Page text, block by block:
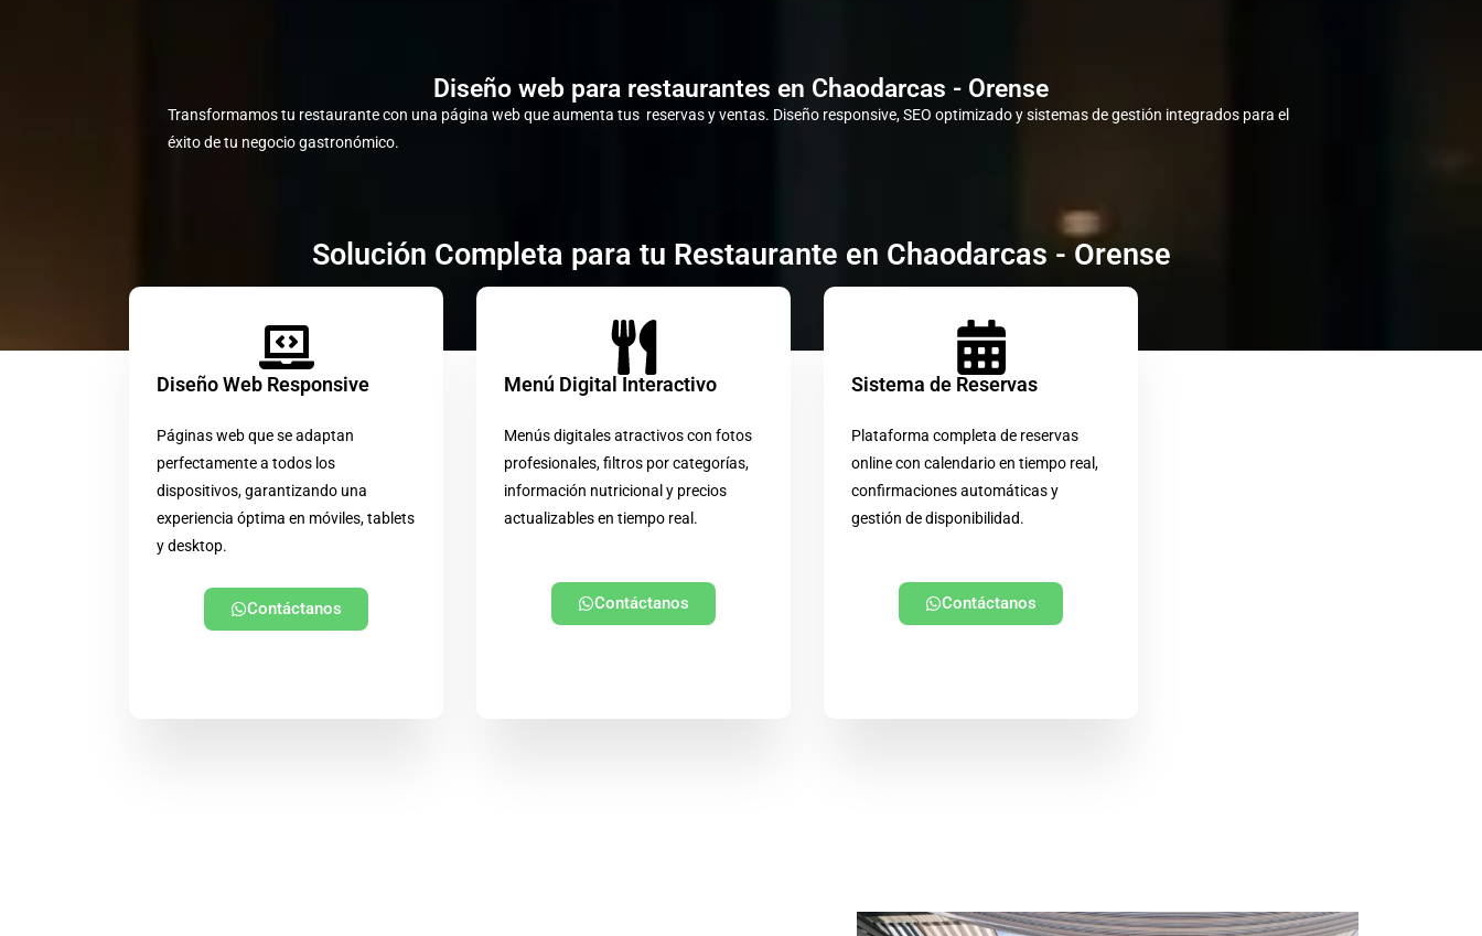
Diseño web para restaurantes en Chaodarcas - Orense
Transformamos tu restaurante con una página web que aumenta tus reservas y ventas. Diseño responsive, SEO optimizado y sistemas de gestión integrados para el
éxito de tu negocio gastronómico.
Solución Completa para tu Restaurante en Chaodarcas - Orense
Diseño Web Responsive
Páginas web que se adaptan
perfectamente a todos los
dispositivos, garantizando una
experiencia óptima en móviles, tablets
y desktop.
Contáctanos
Menú Digital Interactivo
Menús digitales atractivos con fotos
profesionales, filtros por categorías,
información nutricional y precios
actualizables en tiempo real.
Contáctanos
Sistema de Reservas
Plataforma completa de reservas
online con calendario en tiempo real,
confirmaciones automáticas y
gestión de disponibilidad.
Contáctanos